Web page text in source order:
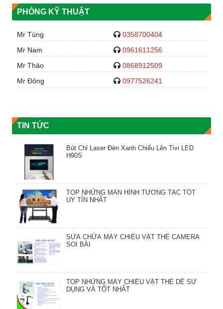
PHÒNG KỸ THUẬT
Mr Tùng
0358700404
Mr Nam
0961611256
Mr Thảo
0868912509
Mr Đông
0977526241
TIN TỨC
Bút Chỉ Laser Đèn Xanh Chiếu Lên Tivi LED
H90S
TOP NHỮNG MÀN HÌNH TƯƠNG TÁC TỐT
UY TÍN NHẤT
SỬA CHỮA MÁY CHIẾU VẬT THỂ CAMERA
SOI BÀI
TOP NHỮNG MÁY CHIẾU VẬT THỂ DỄ SỬ
DỤNG VÀ TỐT NHẤT